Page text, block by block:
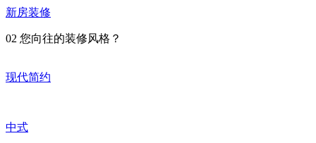
新房装修
02 您向往的装修风格？
现代简约
中式